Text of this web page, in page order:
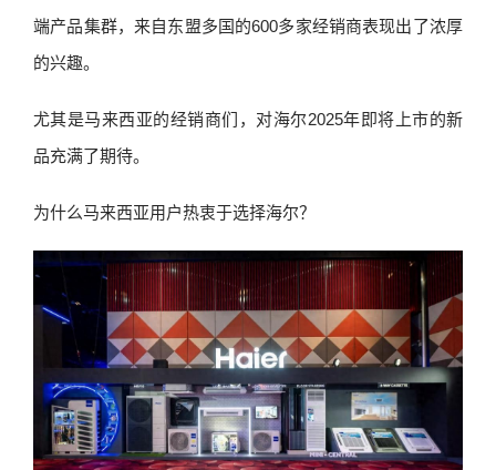
端产品集群，来自东盟多国的600多家经销商表现出了浓厚
的兴趣。
尤其是马来西亚的经销商们，对海尔2025年即将上市的新
品充满了期待。
为什么马来西亚用户热衷于选择海尔？